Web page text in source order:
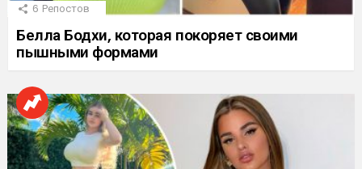
6 Репостов
Белла Бодхи, которая покоряет своими
пышными формами